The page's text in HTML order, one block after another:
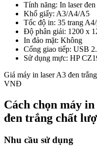
Tính năng: In laser đen
Khổ giấy: A3/A4/A5
Tốc độ in: 35 trang
Độ phân giải: 1200 x
In đảo mặt: Không
Cổng giao tiếp: USB
Sử dụng mực: HP
Giá máy in laser A3 đen
VNĐ
Cách chọn máy
đen trắng chất
Nhu cầu sử dụng